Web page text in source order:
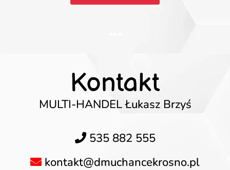
Kontakt
MULTI-HANDEL Łukasz Brzyś
535 882 555
kontakt@dmuchancekrosno.pl